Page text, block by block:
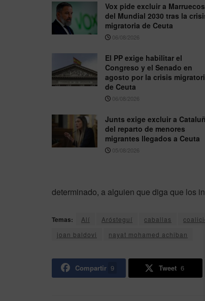
Vox pide excluir a Marruecos
del Mundial 2030 tras la
migratoria de Ceuta
06/08/2026
El PP exige habilitar el
Congreso y el Senado en
agosto por la crisis
de Ceuta
06/08/2026
Junts exige excluir a
del reparto de menores
migrantes llegados a Ceuta
05/08/2026
determinado, a alguien que diga que los
Temas: Alí Arósteguí caballas
joan baldovi
nayat mohamed achiban
Compartir 9 Tweet 6